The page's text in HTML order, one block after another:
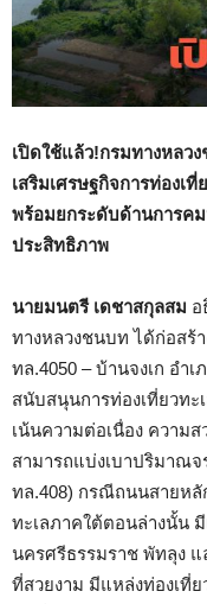
เปิดใช้แล้ว!กรมทางหลว
เสริมเศรษฐกิจการท่องเ
พร้อมยกระดับด้านการค
ประสิทธิภาพ
นายมนตรี เดชาสกุลสม อ
ทางหลวงชนบท ได้ก่อสร้
ทล.4050 – บ้านจงเก อำ
สนับสนุนการท่องเที่ยวทะ
เน้นความต่อเนื่อง ความ
สามารถแบ่งเบาปริมาณ
ทล.408) กรณีถนนสายหลั
ทะเลภาคใต้ตอนล่างนั้น
นครศรีธรรมราช พัทลุง
ที่สวยงาม มีแหล่งท่องเที่